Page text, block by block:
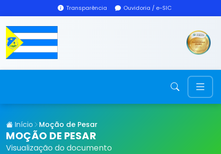
Transparência Ouvidoria / e-SIC
Início Moção de Pesar
MOÇÃO DE PESAR
Visualização do documento